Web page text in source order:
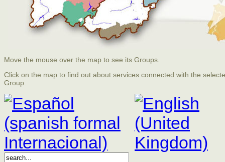
Move the mouse over the map to see its Groups.
Click on the map to find out about services connected with the
Group.